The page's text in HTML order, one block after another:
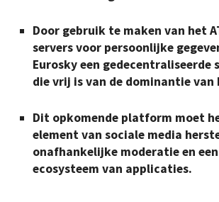
Door gebruik te maken van het
servers voor persoonlijke
Eurosky een gedecentraliseerde
die vrij is van de dominantie van
Dit opkomende platform moet
element van sociale media
onafhankelijke moderatie en
ecosysteem van applicaties.